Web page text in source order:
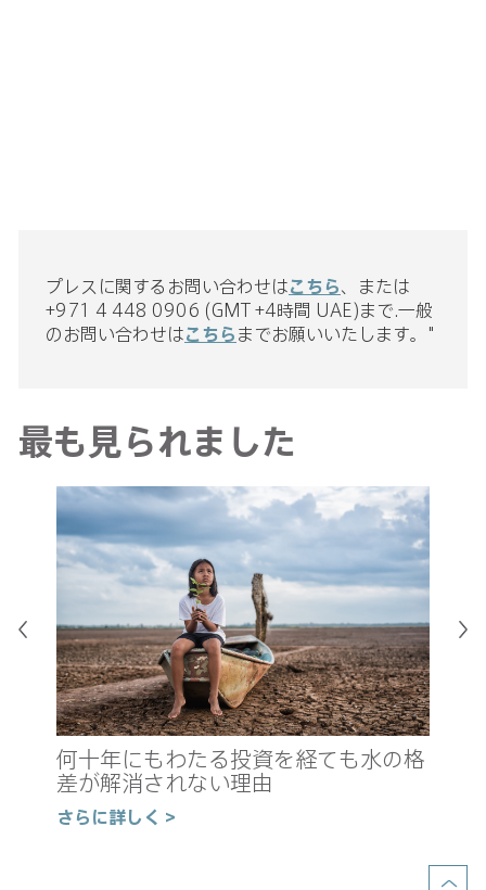
プレスに関するお問い合わせはこちら、または
+971 4 448 0906 (GMT +4時間 UAE)まで.一般
のお問い合わせはこちらまでお願いいたします。"
最も見られました
何十年にもわたる投資を経ても水の格
差が解消されない理由
さらに詳しく >